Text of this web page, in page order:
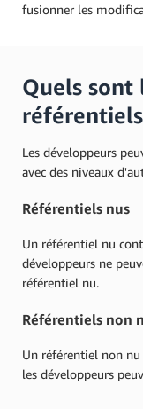
fusionner les
Quels sont
Les développeurs
avec des niveaux
Référentiels nus
Un référentiel nu
développeurs ne
référentiel nu.
Référentiels non
Un référentiel non nu
les développeurs